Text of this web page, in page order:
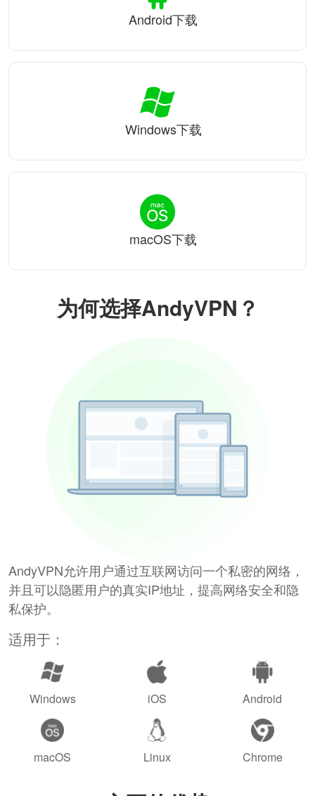
为何选择AndyVPN？
AndyVPN允许用户通过互联网访问一个私密的网络，
并且可以隐匿用户的真实IP地址，提高网络安全和隐
私保护。
适用于：
Windows iOS Android
macOS Linux Chrome
Android下载
Windows下载
macOS下载